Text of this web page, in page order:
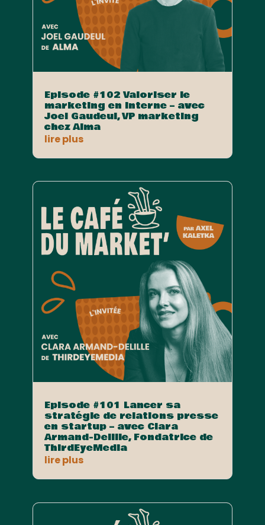
Episode #102 Valoriser le
marketing en interne – avec
Joel Gaudeul, VP marketing
chez Alma
lire plus
Episode #101 Lancer sa
stratégie de relations presse
en startup – avec Clara
Armand-Delille, Fondatrice de
ThirdEyeMedia
lire plus